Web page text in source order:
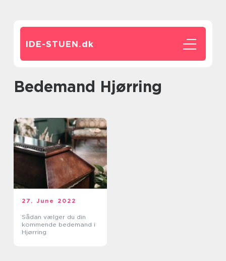
IDE-STUEN.dk
bedemand Hjørring
27. June 2022
Sådan vælger du din
kommende bedemand i
Hjørring